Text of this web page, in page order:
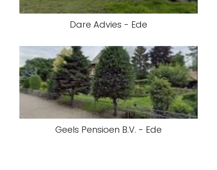
Dare Advies - Ede
Geels Pensioen B.V. - Ede